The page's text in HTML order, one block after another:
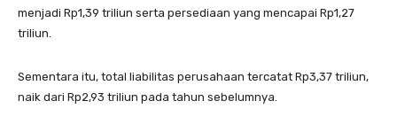
menjadi Rp1,39 triliun serta persediaan yang mencapai Rp1,27
triliun.
Sementara itu, total liabilitas perusahaan tercatat Rp3,37 triliun,
naik dari Rp2,93 triliun pada tahun sebelumnya.